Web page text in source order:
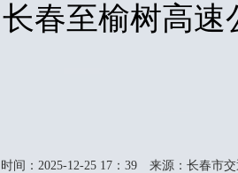
长春至榆树高速
时间：2025-12-25 17：39 来源：长春市